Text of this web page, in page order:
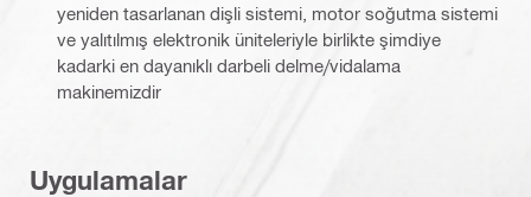
yeniden tasarlanan dişli sistemi, motor soğutma sistemi
ve yalıtılmış elektronik üniteleriyle birlikte şimdiye
kadarki en dayanıklı darbeli delme/vidalama
makinemizdir
Uygulamalar